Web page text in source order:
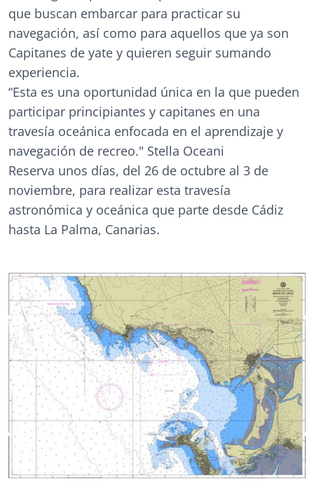
que buscan embarcar para practicar su
navegación, así como para aquellos que ya son
Capitanes de yate y quieren seguir sumando
experiencia.
“Esta es una oportunidad única en la que pueden
participar principiantes y capitanes en una
travesía oceánica enfocada en el aprendizaje y
navegación de recreo." Stella Oceani
Reserva unos días, del 26 de octubre al 3 de
noviembre, para realizar esta travesía
astronómica y oceánica que parte desde Cádiz
hasta La Palma, Canarias.